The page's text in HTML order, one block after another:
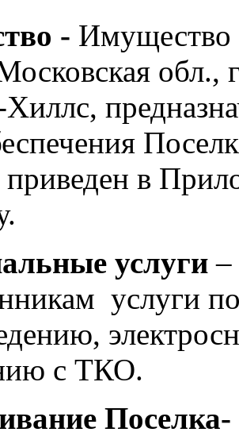
- Имущество
обл.,
приведен в
услуги –
услуги
с ТКО.
Поселка-